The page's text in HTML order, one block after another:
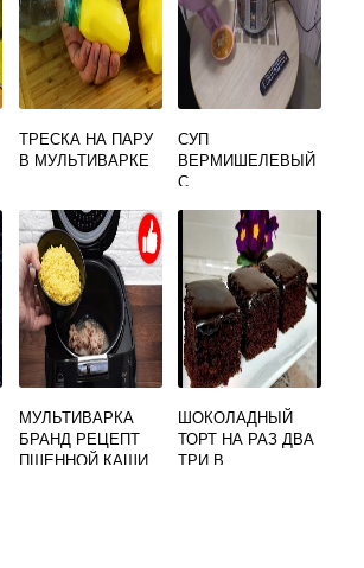
ТРЕСКА НА ПАРУ
В МУЛЬТИВАРКЕ
СУП
ВЕРМИШЕЛЕВЫЙ
С
В МУЛЬТИВАРКЕ
МУЛЬТИВАРКА
БРАНД РЕЦЕПТ
ПШЕННОЙ КАШИ
ШОКОЛАДНЫЙ
ТОРТ НА РАЗ ДВА
ТРИ В